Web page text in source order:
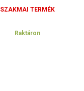
SZAKMAI TERMÉK
Raktáron